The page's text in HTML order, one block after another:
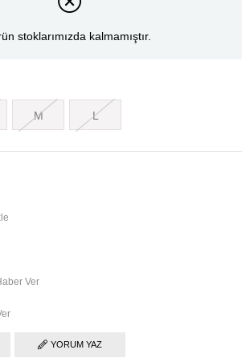
stoklarımızda kalmamıştır.
M L
Ver
YORUM YAZ